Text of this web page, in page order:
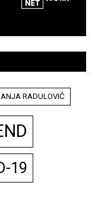
ANJA RADULOVIĆ
19